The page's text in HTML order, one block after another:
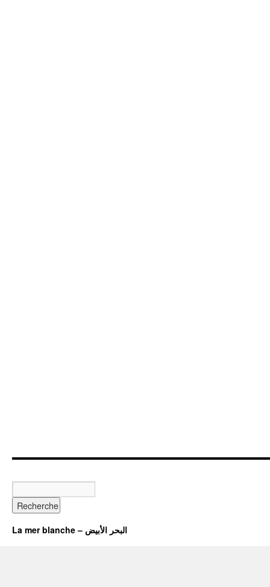
La mer blanche – البحر الأبيض